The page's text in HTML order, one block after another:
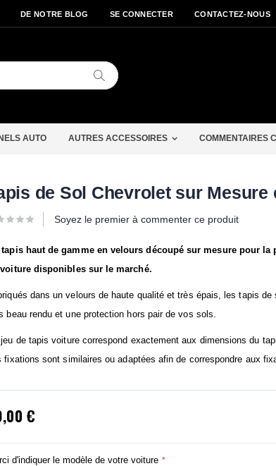
DE NOTRE BLOG SE CONNECTER CONTACTEZ-NOUS
Chercher
AUTO AUTRES ACCESSOIRES COMMENTAIRES
de Sol Chevrolet sur Mesure
Soyez le premier à commenter ce produit
tapis haut de gamme en velours découpé sur mesure pour la
disponibles sur le marché.
dans un velours de haute qualité et très épais, les tapis de
beau rendu et une protection hors pair de vos sols.
de tapis voiture correspond exactement aux dimensions du
fixations sont similaires ou adaptées afin de correspondre aux
€
d'indiquer le modèle de votre voiture